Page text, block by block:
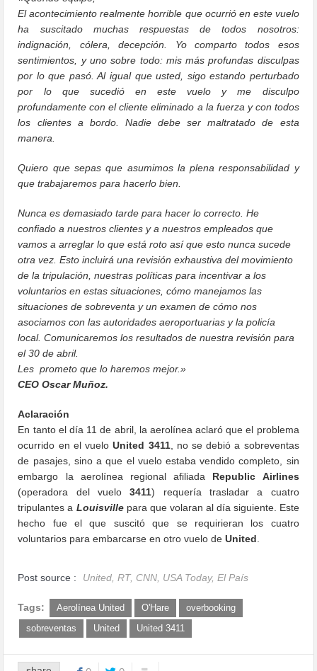
El acontecimiento realmente horrible que ocurrió en este vuelo
ha suscitado muchas respuestas de todos nosotros:
indignación, cólera, decepción. Yo comparto todos esos
sentimientos, y uno sobre todo: mis más profundas disculpas
por lo que pasó. Al igual que usted, sigo estando perturbado
por lo que sucedió en este vuelo y me disculpo
profundamente con el cliente eliminado a la fuerza y con todos
los clientes a bordo. Nadie debe ser maltratado de esta
manera.
Quiero que sepas que asumimos la plena responsabilidad y
que trabajaremos para hacerlo bien.
Nunca es demasiado tarde para hacer lo correcto. He
confiado a nuestros clientes y a nuestros empleados que
vamos a arreglar lo que está roto así que esto nunca sucede
otra vez. Esto incluirá una revisión exhaustiva del movimiento
de la tripulación, nuestras políticas para incentivar a los
voluntarios en estas situaciones, cómo manejamos las
situaciones de sobreventa y un examen de cómo nos
asociamos con las autoridades aeroportuarias y la policía
local. Comunicaremos los resultados de nuestra revisión para
el 30 de abril.
Les prometo que lo haremos mejor.»
CEO Oscar Muñoz.
Aclaración
En tanto el día 11 de abril, la aerolínea aclaró que el problema
ocurrido en el vueloUnited 3411, no se debió a sobreventas
de pasajes, sino a que el vuelo estaba vendido completo, sin
embargo la aerolínea regional afiliada Republic Airlines
(operadora del vuelo3411) requería trasladar a cuatro
tripulantes a Louisville para que volaran al día siguiente. Este
hecho fue el que suscitó que se requirieran los cuatro
voluntarios para embarcarse en otro vuelo deUnited
Post source : United, RT, CNN, USA Today, El País
Tags: Aerolínea United O'Hare
overbooking
sobreventas
United United 3411